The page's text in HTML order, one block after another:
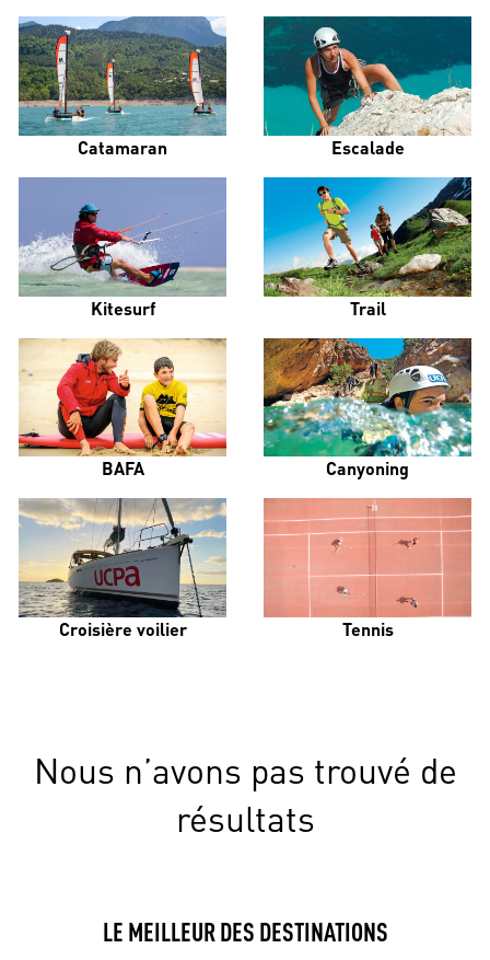
Catamaran Escalade
Kitesurf Trail
BAFA Canyoning
Croisière voilier Tennis
Nous n’avons pas trouvé de
résultats
LE MEILLEUR DES DESTINATIONS